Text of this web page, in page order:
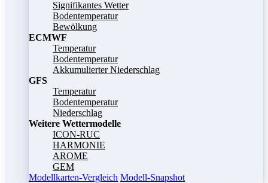
Signifikantes Wetter
Bodentemperatur
Bewölkung
ECMWF
Temperatur
Bodentemperatur
Akkumulierter Niederschlag
GFS
Temperatur
Bodentemperatur
Niederschlag
Weitere Wettermodelle
ICON-RUC
HARMONIE
AROME
GEM
Modellkarten-Vergleich Modell-Snapshot